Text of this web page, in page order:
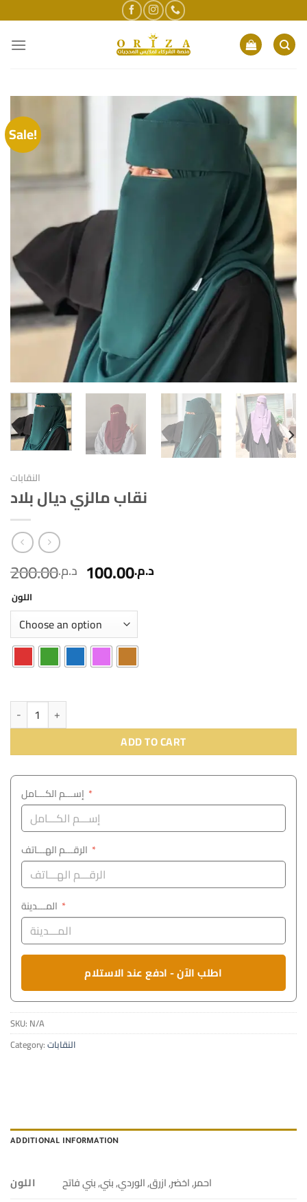
Sale!
النقابات
نقاب مالزي ديال بلاد
د.م.200.00 د.م.100.00
اللون
ADD TO CART
*
*
*
اطلب الآن - ادفع عند الاستلام
SKU: N/A
Category:النقابات
ADDITIONAL INFORMATION
اللون احمر, اخضر, ازرق, الوردي, بني, بني فاتح